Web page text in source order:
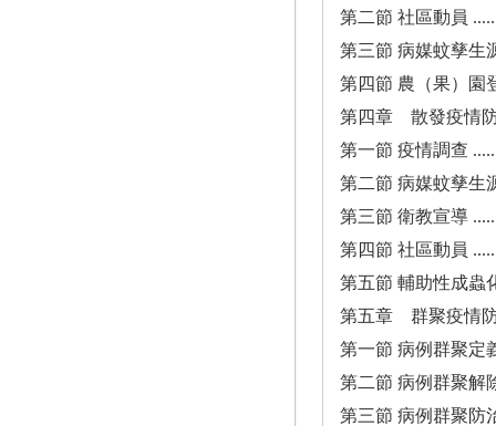
第二節 社區動員
第三節 病媒蚊孳生
第四節 農（果）園
第四章 散發疫情防
第一節 疫情調查
第二節 病媒蚊孳生
第三節 衛教宣導
第四節 社區動員
第五節 輔助性成蟲
第五章 群聚疫情防
第一節 病例群聚定
第二節 病例群聚解
第三節 病例群聚防